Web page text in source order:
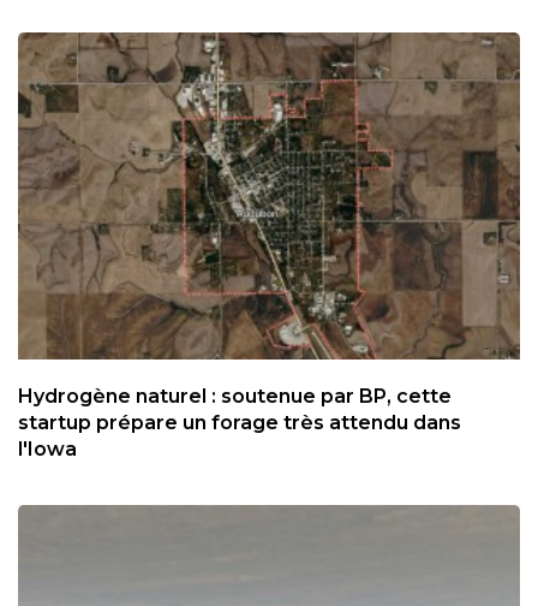
Hydrogène naturel : soutenue par BP, cette
startup prépare un forage très attendu dans
l'Iowa